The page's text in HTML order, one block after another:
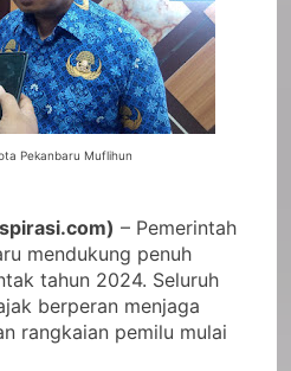
Pekanbaru Muflihun
– Pemerintah
mendukung penuh
tahun 2024. Seluruh
berperan menjaga
rangkaian pemilu mulai